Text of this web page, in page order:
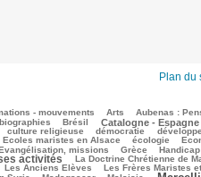
Plan du
- mouvements Arts Aubenas :
biographies Brésil Catalogne - Espagne
culture religieuse démocratie
Ecoles maristes en Alsace écologie
missions Grèce Handicap
activités La Doctrine Chrétienne de
Les Anciens Elèves Les Frères Maristes